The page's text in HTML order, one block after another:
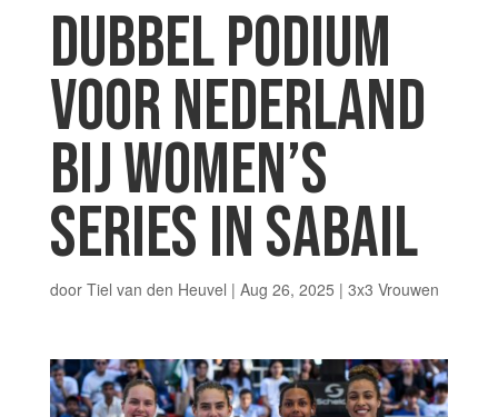
DUBBEL PODIUM
VOOR NEDERLAND
BIJ WOMEN’S
SERIES IN SABAIL
door Tiel van den Heuvel | Aug 26, 2025 | 3x3 Vrouwen